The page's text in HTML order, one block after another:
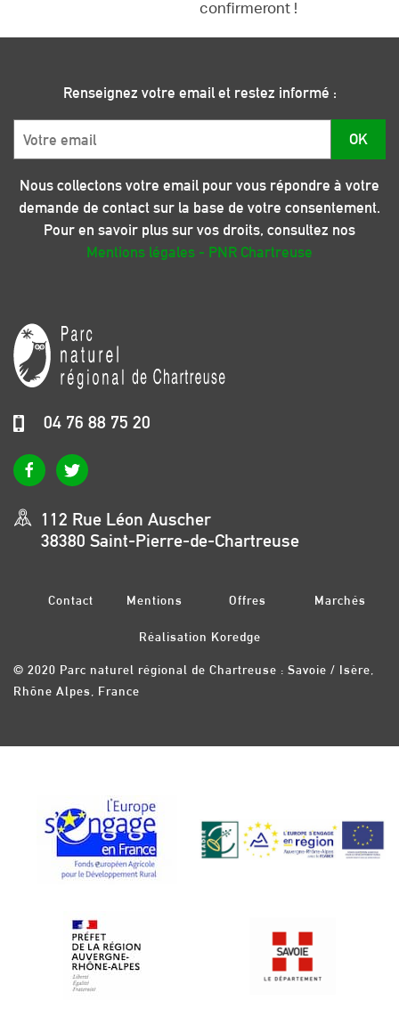
confirmeront !
Renseignez votre email et restez informé :
OK
Nous collectons votre email pour vous répondre à votre
demande de contact sur la base de votre consentement.
Pour en savoir plus sur vos droits, consultez nos
Mentions légales - PNR Chartreuse
04 76 88 75 20
112 Rue Léon Auscher
38380 Saint-Pierre-de-Chartreuse
© 2020 Parc naturel régional de Chartreuse : Savoie / Isère,
Rhône Alpes, France
Contact
Mentions
Offres
Marchés
Réalisation Koredge